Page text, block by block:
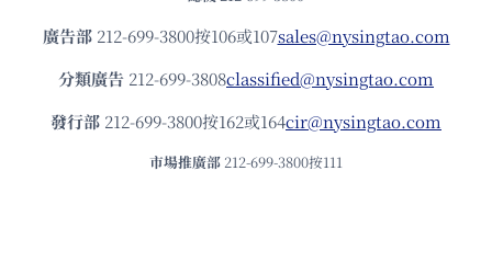
廣告部212-699-3800按106或107sales@nysingtao.com
分類廣告 212-699-3808classified@nysingtao.com
發⾏部 212-699-3800按162或164cir@nysingtao.com
市場推廣部 212-699-3800按111